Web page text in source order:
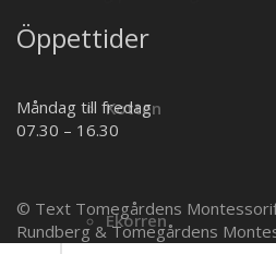
Kotten
Ekorren
Öppettider
Måndag till fredag
07.30 – 16.30
© Text Tomegårdens
Rundberg & Tomegårdens